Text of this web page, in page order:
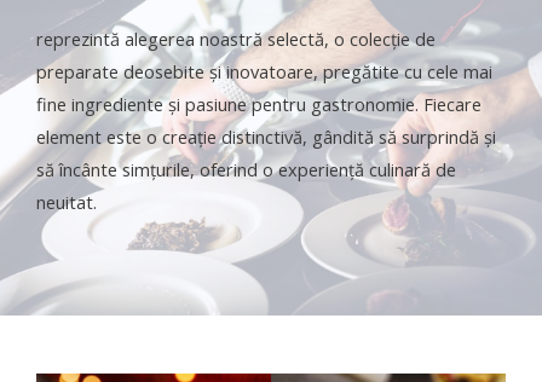
reprezintă alegerea noastră selectă, o colecție de
preparate deosebite și inovatoare, pregătite cu cele mai
fine ingrediente și pasiune pentru gastronomie. Fiecare
element este o creație distinctivă, gândită să surprindă și
să încânte simțurile, oferind o experiență culinară de
neuitat.